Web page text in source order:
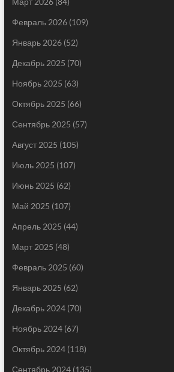
Февраль 2026(109)
Январь 2026(52)
Декабрь 2025 (70)
Ноябрь 2025 (63)
Октябрь 2025 (66)
Сентябрь 2025 (57)
Август 2025 (105)
Июль 2025 (107)
Июнь 2025 (62)
Май 2025 (107)
Апрель 2025 (44)
Март 2025 (48)
Февраль 2025 (60)
Январь 2025 (62)
Декабрь 2024(70)
Ноябрь 2024(67)
Октябрь 2024(118)
Сентябрь 2024(135)